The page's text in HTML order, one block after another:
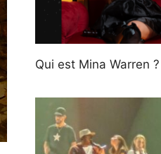
Qui est Mina Warren ?